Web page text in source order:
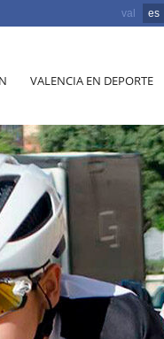
val es
VALENCIA EN DEPORTE